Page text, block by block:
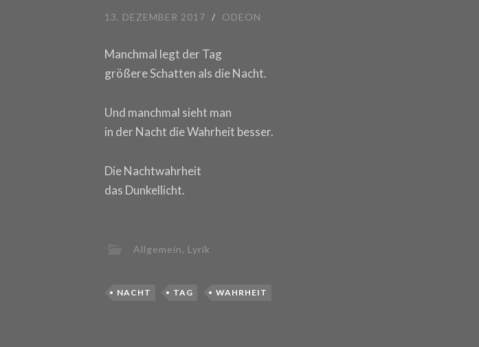
13. DEZEMBER 2017 / ODEON
Manchmal legt der Tag
größere Schatten als die Nacht.
Und manchmal sieht man
in der Nacht die Wahrheit besser.
Die Nachtwahrheit
das Dunkellicht.
Allgemein, Lyrik
NACHT TAG WAHRHEIT